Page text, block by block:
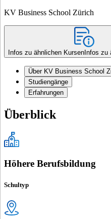
KV Business School Zürich
Infos zu ähnlichen Kursen Infos zu
Über KV Business School
Studiengänge
Erfahrungen
Überblick
Höhere Berufsbildung
Schultyp